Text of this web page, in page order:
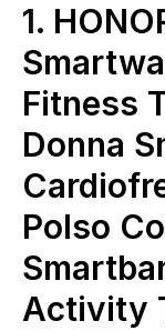
1.
Fitness
Donna
Polso
Activity